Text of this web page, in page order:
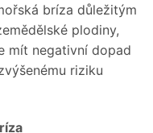
bríza důležitým
plodiny,
mít negativní dopad
riziku